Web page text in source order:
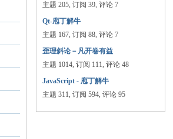
主题 205, 订阅 39, 评论 7
Qt-庖丁解牛
主题 167, 订阅 88, 评论 7
歪理斜论－凡开卷有益
主题 1014, 订阅 111, 评论 48
JavaScript - 庖丁解牛
主题 311, 订阅 594, 评论 95